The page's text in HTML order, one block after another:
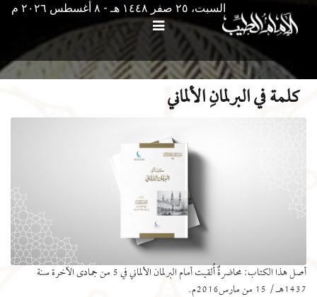
السبت، ٢٥ صفر ١٤٤٨ هـ - ۸ أغسطس ۲۰۲٦ م
كلمة في البرلمانِ الألماني
أصل هذا الكتاب: محاضرةٌ أُلقيت أمام البرلمان الألماني في 5 من جمادى الآخرة سنة
1437هـ / 15 من مارس2016م.